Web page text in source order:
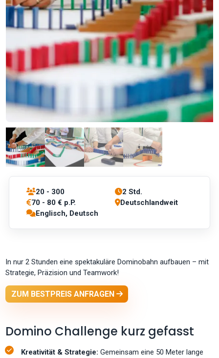
20 - 300
2 Std.
70 - 80 € p.P.
Deutschlandweit
Englisch, Deutsch
In nur 2 Stunden eine spektakuläre Dominobahn aufbauen – mit
Strategie, Präzision und Teamwork!
ZUM BESTPREIS ANFRAGEN
Domino Challenge kurz gefasst
Kreativität & Strategie:Gemeinsam eine 50 Meter lange